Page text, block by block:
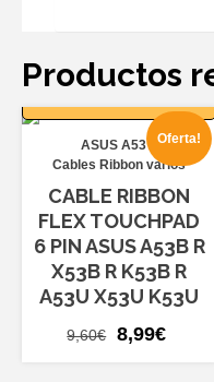
Productos
AÑADIR AL
Oferta!
ASUS A53
Cables Ribbon varios
CABLE RIBBON
FLEX TOUCHPAD
6 PIN ASUS A53B R
X53B R K53B R
A53U X53U K53U
9,60€
El
8,99€